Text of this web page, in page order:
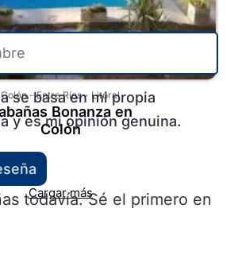
Colón-Entre Ríos- Litoral
Bonanza en
Colón
Cargar más
se basa en mi propia
y es mi opinión genuina.
todavía. Sé el primero en